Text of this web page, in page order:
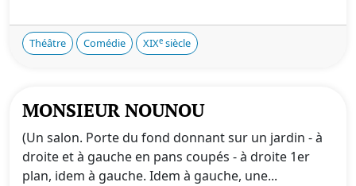
Théâtre Comédie XIXe siècle
MONSIEUR NOUNOU
(Un salon. Porte du fond donnant sur un jardin - à
droite et à gauche en pans coupés - à droite 1er
plan, idem à gauche. Idem à gauche, une...